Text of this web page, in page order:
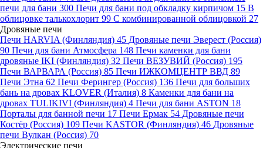
печи для бани 300 Печи для бани под обкладку кирпичом 15 В
облицовке талькохлорит 99 С комбинированной облицовкой 27
Дровяные печи
Печи HARVIA (Финляндия) 45 Дровяные печи Эверест (Россия)
90 Печи для бани Атмосфера 148 Печи каменки для бани
дровяные IKI (Финляндия) 32 Печи ВЕЗУВИЙ (Россия) 195
Печи ВАРВАРА (Россия) 85 Печи ИЖКОМЦЕНТР ВВД 89
Печи Этна 62 Печи Ферингер (Россия) 136 Печи для больших
бань на дровах KLOVER (Италия) 8 Каменки для бани на
дровах TULIKIVI (Финляндия) 4 Печи для бани ASTON 18
Порталы для банной печи 17 Печи Ермак 54 Дровяные печи
Костёр (Россия) 109 Печи KASTOR (Финляндия) 46 Дровяные
печи Вулкан (Россия) 70
Электрические печи